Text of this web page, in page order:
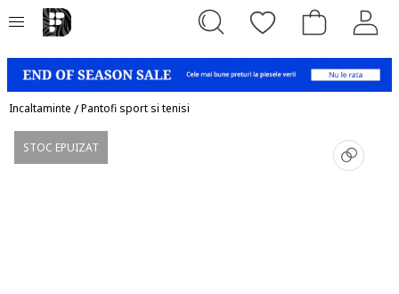
Incaltaminte /Pantofi sport si tenisi
STOC EPUIZAT